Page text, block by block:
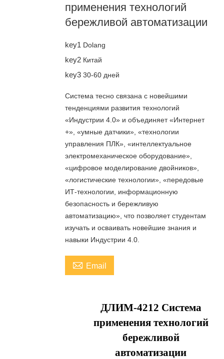
применения технологий
бережливой автоматизации
key1 Dolang
key2 Китай
key3 30-60 дней
Система тесно связана с новейшими
тенденциями развития технологий
«Индустрии 4.0» и объединяет «Интернет
+», «умные датчики», «технологии
управления ПЛК», «интеллектуальное
электромеханическое оборудование»,
«цифровое моделирование двойников»,
«логистические технологии», «передовые
ИТ-технологии, информационную
безопасность и бережливую
автоматизацию», что позволяет студентам
изучать и осваивать новейшие знания и
навыки Индустрии 4.0.
 Email
ДЛИМ-4212 Система
применения технологий
бережливой
автоматизации